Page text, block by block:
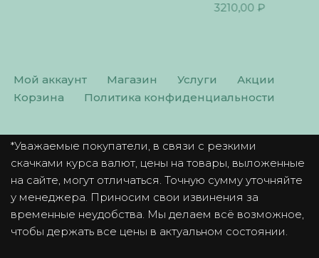
3210,00 ₽
Мой аккаунт Магазин Услуги
Акции
Корзина
Политика конфиденциальности
*Уважаемые покупатели, в связи с резкими
скачками курса валют, цены на товары, выложенные
на сайте, могут отличаться. Точную сумму уточняйте
у менеджера. Приносим свои извинения за
временные неудобства. Мы делаем всё возможное,
чтобы держать все цены в актуальном состоянии.